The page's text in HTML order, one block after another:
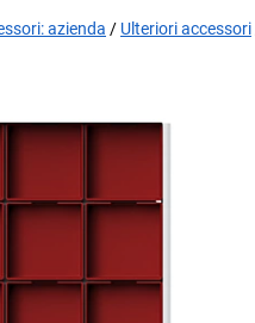
azienda Ulteriori accessori